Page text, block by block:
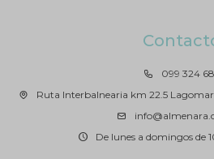
099 324
Ruta Interbalnearia km 22.5 Lagomar
De lunes a domingos de